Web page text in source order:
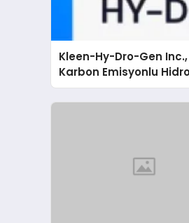
Kleen-Hy-Dro-Gen Inc.,
Karbon Emisyonlu
Isıtma Teknolojisinde
TSSA Düzenleyici